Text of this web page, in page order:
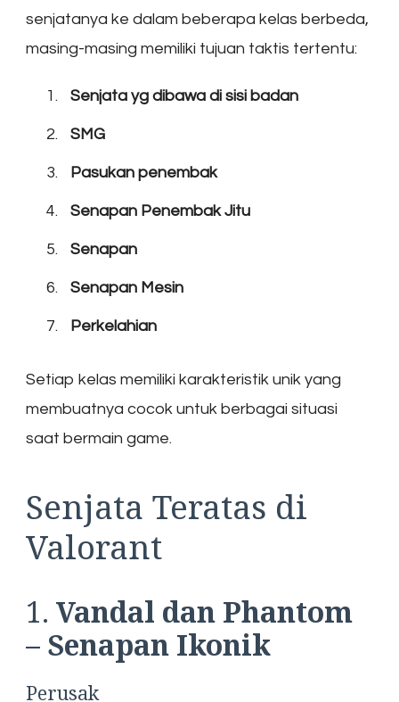
senjatanya ke dalam beberapa kelas berbeda,
masing-masing memiliki tujuan taktis tertentu:
Senjata yg dibawa di sisi badan
SMG
Pasukan penembak
Senapan Penembak Jitu
Senapan
Senapan Mesin
Perkelahian
Setiap kelas memiliki karakteristik unik yang
membuatnya cocok untuk berbagai situasi
saat bermain game.
Senjata Teratas di
Valorant
1. Vandal dan Phantom
– Senapan Ikonik
Perusak